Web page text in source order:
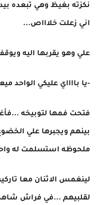
نكزته بغيظ وهي تبعده
اني زعلت خلاااص...
علي وهو يقربها اليه
-يا بااااي عليكي
فتحت فمها لتوبيخه
بينهم ويجبرها علي
ملحوظه استسلمت له
لينغمس الاثنان معا
لقلبيهم ...في فراش